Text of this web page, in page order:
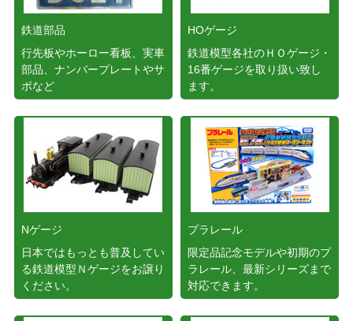
鉄道部品
行先板やホーロー看板、実車
部品、ナンバープレートやサ
ボなど
HOゲージ
鉄道模型各社のＨＯゲージ・
16番ゲージを取り扱い致し
ます。
Nゲージ
日本ではもっとも普及してい
る鉄道模型Ｎゲージをお譲り
ください。
プラレール
限定品記念モデルや初期のプ
ラレール、最新シリーズまで
対応できます。